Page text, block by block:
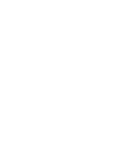
バッジを付与しています
た安心・安全なユーザーです
取引を完了させた実績があります
での取引実績があります
します